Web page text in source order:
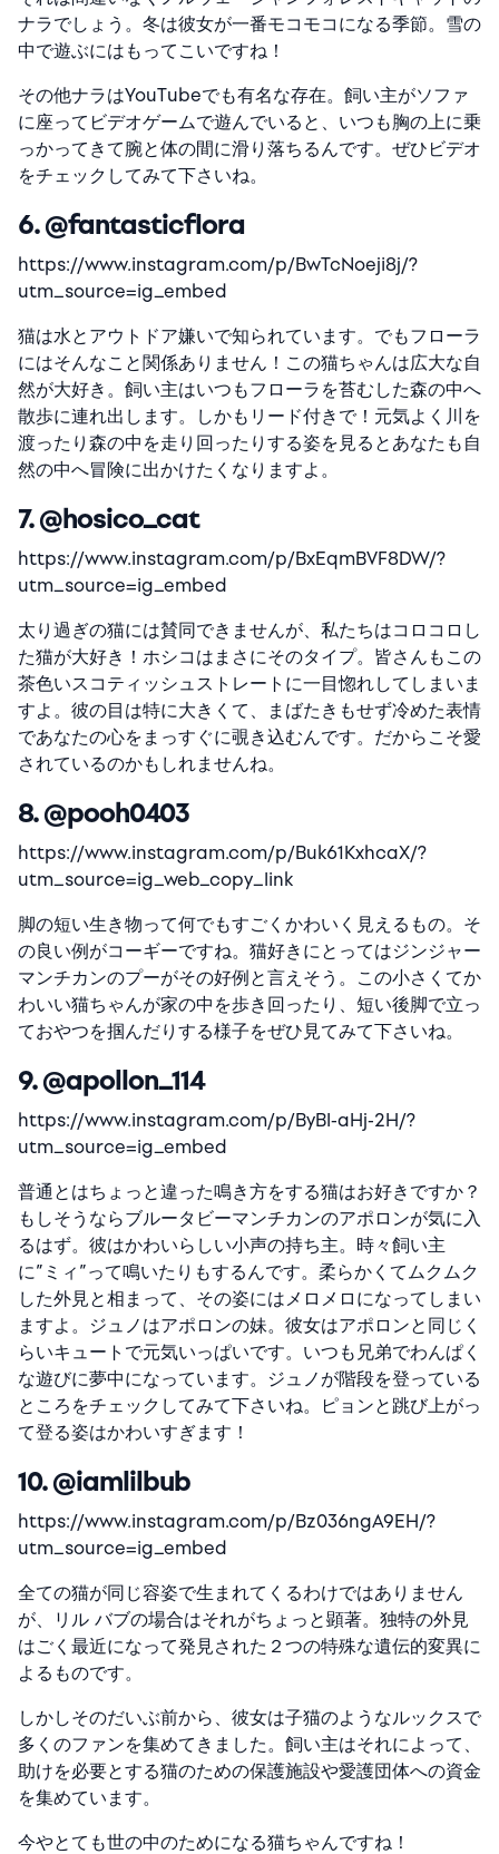
ナラでしょう。冬は彼女が一番モコモコになる季節。雪の
中で遊ぶにはもってこいですね！
その他ナラはYouTubeでも有名な存在。飼い主がソファ
に座ってビデオゲームで遊んでいると、いつも胸の上に乗
っかってきて腕と体の間に滑り落ちるんです。ぜひビデオ
をチェックしてみて下さいね。
6. @fantasticflora
https://www.instagram.com/p/BwTcNoeji8j/?
utm_source=ig_embed
猫は水とアウトドア嫌いで知られています。でもフローラ
にはそんなこと関係ありません！この猫ちゃんは広大な自
然が大好き。飼い主はいつもフローラを苔むした森の中へ
散歩に連れ出します。しかもリード付きで！元気よく川を
渡ったり森の中を走り回ったりする姿を見るとあなたも自
然の中へ冒険に出かけたくなりますよ。
7. @hosico_cat
https://www.instagram.com/p/BxEqmBVF8DW/?
utm_source=ig_embed
太り過ぎの猫には賛同できませんが、私たちはコロコロし
た猫が大好き！ホシコはまさにそのタイプ。皆さんもこの
茶色いスコティッシュストレートに一目惚れしてしまいま
すよ。彼の目は特に大きくて、まばたきもせず冷めた表情
であなたの心をまっすぐに覗き込むんです。だからこそ愛
されているのかもしれませんね。
8. @pooh0403
https://www.instagram.com/p/Buk61KxhcaX/?
utm_source=ig_web_copy_link
脚の短い生き物って何でもすごくかわいく見えるもの。そ
の良い例がコーギーですね。猫好きにとってはジンジャー
マンチカンのプーがその好例と言えそう。この小さくてか
わいい猫ちゃんが家の中を歩き回ったり、短い後脚で立っ
ておやつを掴んだりする様子をぜひ見てみて下さいね。
9. @apollon_114
https://www.instagram.com/p/ByBl-aHj-2H/?
utm_source=ig_embed
普通とはちょっと違った鳴き方をする猫はお好きですか？
もしそうならブルータビーマンチカンのアポロンが気に入
るはず。彼はかわいらしい小声の持ち主。時々飼い主
に”ミィ”って鳴いたりもするんです。柔らかくてムクムク
した外見と相まって、その姿にはメロメロになってしまい
ますよ。ジュノはアポロンの妹。彼女はアポロンと同じく
らいキュートで元気いっぱいです。いつも兄弟でわんぱく
な遊びに夢中になっています。ジュノが階段を登っている
ところをチェックしてみて下さいね。ピョンと跳び上がっ
て登る姿はかわいすぎます！
10. @iamlilbub
https://www.instagram.com/p/Bz036ngA9EH/?
utm_source=ig_embed
全ての猫が同じ容姿で生まれてくるわけではありません
が、リル バブの場合はそれがちょっと顕著。独特の外見
はごく最近になって発見された２つの特殊な遺伝的変異に
よるものです。
しかしそのだいぶ前から、彼女は子猫のようなルックスで
多くのファンを集めてきました。飼い主はそれによって、
助けを必要とする猫のための保護施設や愛護団体への資金
を集めています。
今やとても世の中のためになる猫ちゃんですね！